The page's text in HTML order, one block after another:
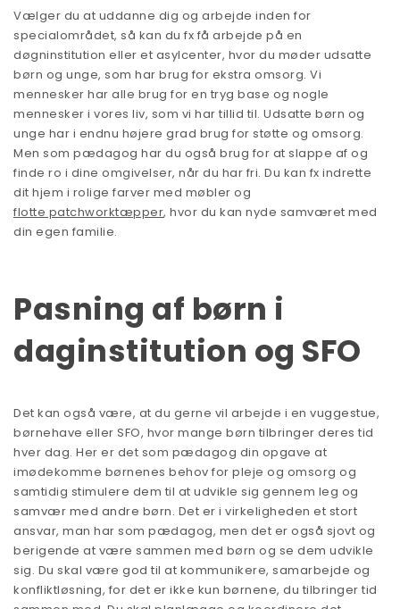
Vælger du at uddanne dig og arbejde inden for
specialområdet, så kan du fx få arbejde på en
døgninstitution eller et asylcenter, hvor du møder udsatte
børn og unge, som har brug for ekstra omsorg. Vi
mennesker har alle brug for en tryg base og nogle
mennesker i vores liv, som vi har tillid til. Udsatte børn og
unge har i endnu højere grad brug for støtte og omsorg.
Men som pædagog har du også brug for at slappe af og
finde ro i dine omgivelser, når du har fri. Du kan fx indrette
dit hjem i rolige farver med møbler og
flotte patchworktæpper, hvor du kan nyde samværet med
din egen familie.
Pasning af børn i
daginstitution og SFO
Det kan også være, at du gerne vil arbejde i en vuggestue,
børnehave eller SFO, hvor mange børn tilbringer deres tid
hver dag. Her er det som pædagog din opgave at
imødekomme børnenes behov for pleje og omsorg og
samtidig stimulere dem til at udvikle sig gennem leg og
samvær med andre børn. Det er i virkeligheden et stort
ansvar, man har som pædagog, men det er også sjovt og
berigende at være sammen med børn og se dem udvikle
sig. Du skal være god til at kommunikere, samarbejde og
konfliktløsning, for det er ikke kun børnene, du tilbringer tid